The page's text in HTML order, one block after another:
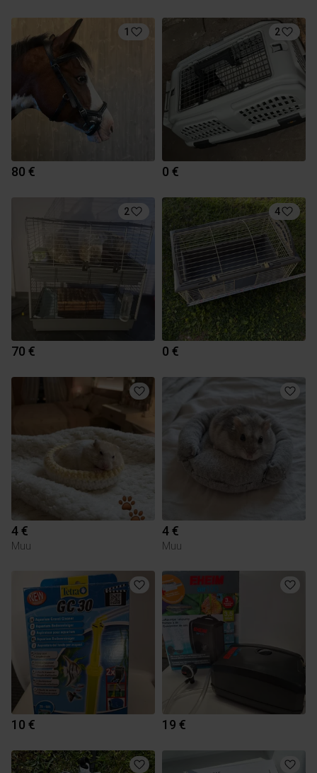
1
80 €
2
0 €
2
70 €
4
0 €
4 €
Muu
4 €
Muu
10 € 19 €